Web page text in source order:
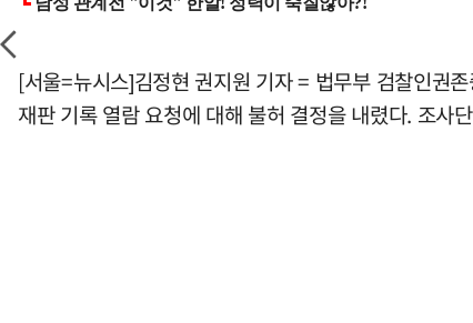
[서울=뉴시스]김정현 권지원 기자 = 법무부 검찰인권
재판 기록 열람 요청에 대해 불허 결정을 내렸다. 조사